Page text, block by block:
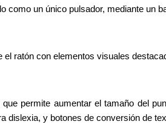
como un único pulsador, mediante un
el ratón con elementos visuales
permite aumentar el tamaño del
y botones de conversión de